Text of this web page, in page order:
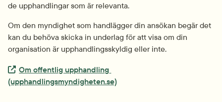
de upphandlingar som är relevanta.
Om den myndighet som handlägger din ansökan begär det
kan du behöva skicka in underlag för att visa om din
organisation är upphandlingsskyldig eller inte.
Extern länk.
Om offentlig upphandling
(upphandlingsmyndigheten.se)